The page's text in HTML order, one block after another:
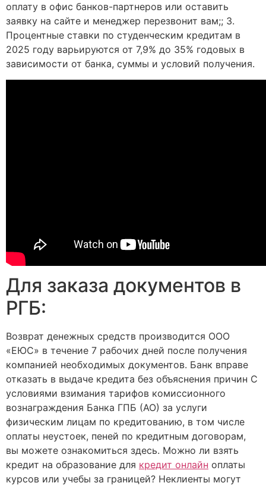
оплату в офис банков-партнеров или оставить
заявку на сайте и менеджер перезвонит вам;; 3.
Процентные ставки по студенческим кредитам в
2025 году варьируются от 7,9% до 35% годовых в
зависимости от банка, суммы и условий получения.
Для заказа документов в
РГБ:
Возврат денежных средств производится ООО
«ЕЮС» в течение 7 рабочих дней после получения
компанией необходимых документов. Банк вправе
отказать в выдаче кредита без объяснения причин С
условиями взимания тарифов комиссионного
вознаграждения Банка ГПБ (АО) за услуги
физическим лицам по кредитованию, в том числе
оплаты неустоек, пеней по кредитным договорам,
вы можете ознакомиться здесь. Можно ли взять
кредит на образование для кредит онлайн оплаты
курсов или учебы за границей? Неклиенты могут